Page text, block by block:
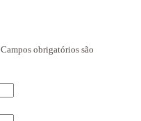
Campos obrigatórios são